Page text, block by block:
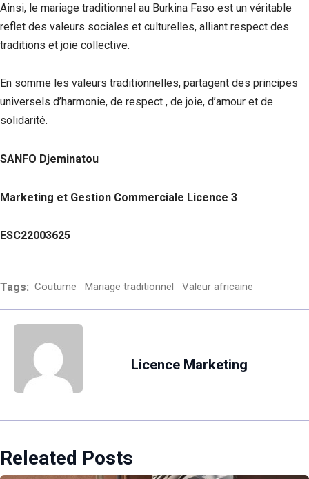
Ainsi, le mariage traditionnel au Burkina Faso est un véritable
reflet des valeurs sociales et culturelles, alliant respect des
traditions et joie collective.
En somme les valeurs traditionnelles, partagent des principes
universels d’harmonie, de respect , de joie, d’amour et de
solidarité.
SANFO Djeminatou
Marketing et Gestion Commerciale Licence 3
ESC22003625
Tags: Coutume Mariage traditionnel Valeur africaine
Licence Marketing
Releated Posts